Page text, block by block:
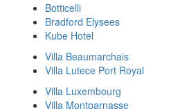
Botticelli
Bradford Elysees
Kube Hotel
Villa Beaumarchais
Villa Lutece Port Royal
Villa Luxembourg
Villa Montparnasse